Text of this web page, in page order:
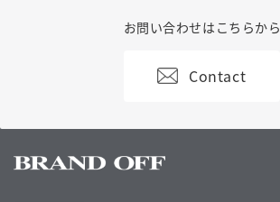
お問い合わせはこちらから
Contact